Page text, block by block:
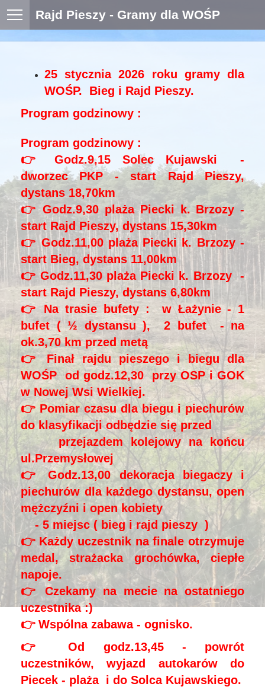
Rajd Pieszy - Gramy dla WOŚP
25 stycznia 2026 roku gramy dla
WOŚP. Bieg i Rajd Pieszy.
Program godzinowy :
Program godzinowy :
👉 Godz.9,15 Solec Kujawski -
dworzec PKP - start Rajd Pieszy,
dystans 18,70km
👉 Godz.9,30 plaża Piecki k. Brzozy -
start Rajd Pieszy, dystans 15,30km
👉 Godz.11,00 plaża Piecki k. Brzozy -
start Bieg, dystans 11,00km
👉 Godz.11,30 plaża Piecki k. Brzozy -
start Rajd Pieszy, dystans 6,80km
👉 Na trasie bufety : w Łażynie - 1
bufet ( ½ dystansu ), 2 bufet - na
ok.3,70 km przed metą
👉 Finał rajdu pieszego i biegu dla
WOŚP od godz.12,30 przy OSP i GOK
w Nowej Wsi Wielkiej.
👉 Pomiar czasu dla biegu i piechurów
do klasyfikacji odbędzie się przed
przejazdem kolejowy na końcu
ul.Przemysłowej
👉 Godz.13,00 dekoracja biegaczy i
piechurów dla każdego dystansu, open
mężczyźni i open kobiety
- 5 miejsc ( bieg i rajd pieszy )
👉 Każdy uczestnik na finale otrzymuje
medal, strażacka grochówka, ciepłe
napoje.
👉 Czekamy na mecie na ostatniego
uczestnika :)
👉 Wspólna zabawa - ognisko.
👉 Od godz.13,45 - powrót
uczestników, wyjazd autokarów do
Piecek - plaża i do Solca Kujawskiego.